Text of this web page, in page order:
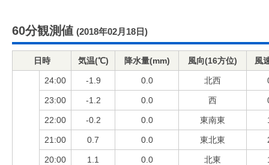
60分観測値 (2018年02月18日)
日時 気温(℃) 降水量(mm) 風向(16方位) 風
24:00 -1.9 0.0 北西
23:00 -1.2 0.0 西
22:00 -0.2 0.0 東南東
21:00 0.7 0.0 東北東
20:00 1.1 0.0 北東